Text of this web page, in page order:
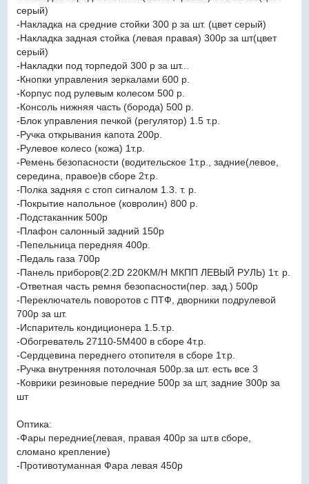
серый)
-Накладка на средние стойки 300 р за шт. (цвет серый)
-Накладка задная стойка (левая правая) 300р за шт(цвет
серый)
-Накладки под торпедой 300 р за шт...
-Кнопки управления зеркалами 600 р.
-Корпус под рулевым колесом 500 р.
-Консоль нижняя часть (борода) 500 р.
-Блок управления печкой (регулятор) 1.5 т.р.
-Ручка открывания капота 200р.
-Рулевое колесо (кожа) 1т.р.
-Ремень безопасности (водительское 1т.р., задние(левое,
середина, правое)в сборе 2т.р.
-Полка задняя с стоп сигналом 1.3. т. р.
-Покрытие напольное (ковролин) 800 р.
-Подстаканник 500р
-Плафон салонный задний 150р
-Пепельница передняя 400р.
-Педаль газа 700р
-Панель приборов(2.2D 220KM/H МКПП ЛЕВЫЙ РУЛЬ) 1т. р.
-Ответная часть ремня безопасности(пер. зад.) 500р
-Переключатель поворотов с ПТФ, дворники подрулевой
700р за шт.
-Испаритель кондиционера 1.5.т.р.
-Обогреватель 27110-5M400 в сборе 4т.р.
-Сердцевина переднего отопителя в сборе 1т.р.
-Ручка внутренняя потолочная 500р.за шт. есть все 3
-Коврики резиновые передние 500р за шт, задние 300р за
шт
Оптика:
-Фары передние(левая, правая 400р за шт.в сборе,
сломано крепление)
-Противотуманная Фара левая 450р